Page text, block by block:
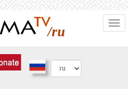
/ru